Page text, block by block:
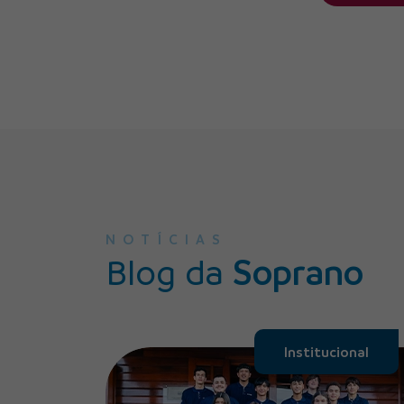
NOTÍCIAS
Blog da Soprano
Institucional